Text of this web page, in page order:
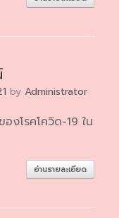
by Administrator
งโรคโควิด-19 ใน
อ่านรายละเอียด